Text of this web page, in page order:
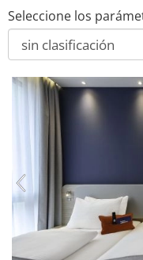
Seleccione los